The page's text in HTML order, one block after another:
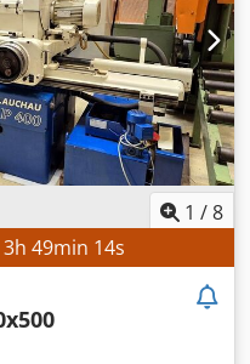
1 /8
3h 49min 12s